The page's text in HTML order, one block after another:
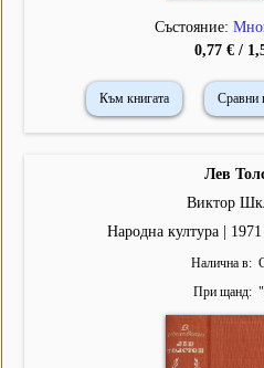
Състояние:
0,77 € /
Към книгата Сравни
Лев
Виктор
Народна култура |
Налична в
При щанд
"